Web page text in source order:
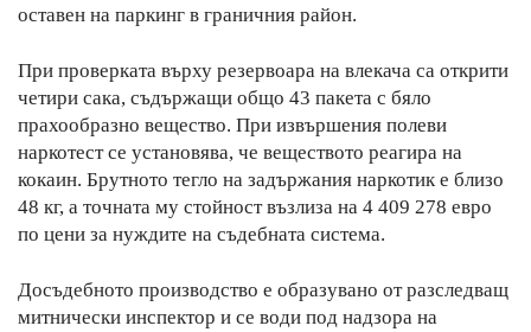
оставен на паркинг в граничния район.
При проверката върху резервоара на влекача са открити
четири сака, съдържащи общо 43 пакета с бяло
прахообразно вещество. При извършения полеви
наркотест се установява, че веществото реагира на
кокаин. Брутното тегло на задържания наркотик е близо
48 кг, а точната му стойност възлиза на 4 409 278 евро
по цени за нуждите на съдебната система.
Досъдебното производство е образувано от разследващ
митнически инспектор и се води под надзора на